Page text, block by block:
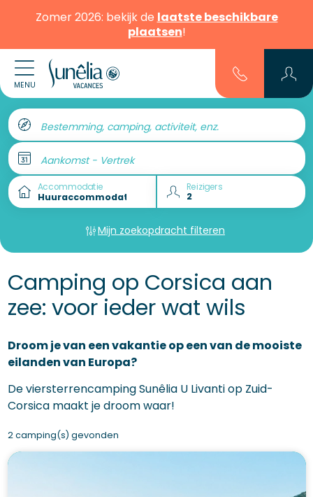
Zomer 2026: bekijk de laatste beschikbare
plaatsen!
MENU
Bestemming, camping, activiteit, enz.
Aankomst - Vertrek
Accommodatie Reizigers
Mijn zoekopdracht filteren
Camping op Corsica aan
zee: voor ieder wat wils
Droom je van een vakantie op een van de mooiste
eilanden van Europa?
De viersterrencamping Sunêlia U Livanti op Zuid-
Corsica maakt je droom waar!
2 camping(s) gevonden